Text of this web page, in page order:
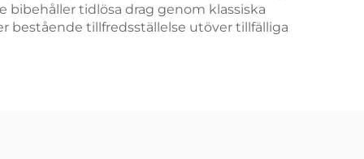
bibehåller tidlösa drag genom klassiska
bestående tillfredsställelse utöver tillfälliga